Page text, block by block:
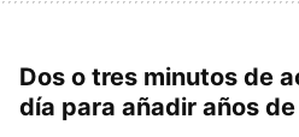
Dos o tres minutos de
día para añadir años